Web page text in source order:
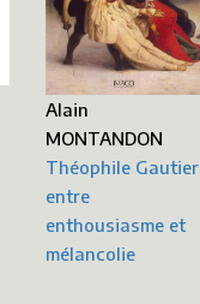
Alain
MONTANDON
Théophile Gautier
entre
enthousiasme et
mélancolie